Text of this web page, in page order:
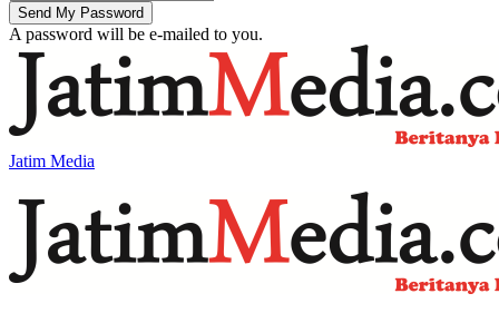
A password will be e-mailed to you.
Jatim Media